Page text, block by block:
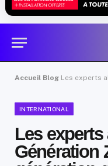
Accueil Blog Les experts alertent «
INTERNATIONAL
Les experts
Génération